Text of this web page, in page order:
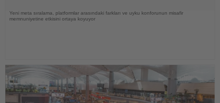
Yeni meta sıralama, platformlar arasındaki farkları ve uyku konforunun misafir
memnuniyetine etkisini ortaya koyuyor